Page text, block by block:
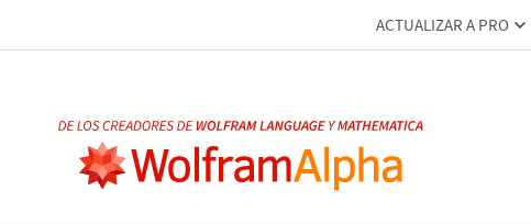
ACTUALIZAR A PRO